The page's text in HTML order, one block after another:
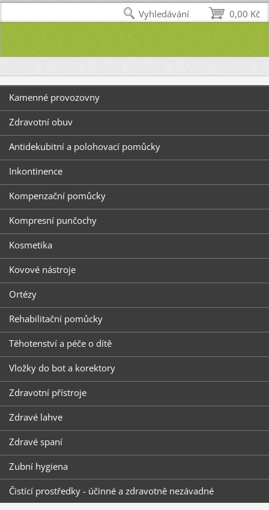
Kamenné provozovny
Zdravotní obuv
Antidekubitní a polohovací pomůcky
Inkontinence
Kompenzační pomůcky
Kompresní punčochy
Kosmetika
Kovové nástroje
Ortézy
Rehabilitační pomůcky
Těhotenství a péče o dítě
Vložky do bot a korektory
Zdravotní přístroje
Zdravé lahve
Zdravé spaní
Zubní hygiena
Čistící prostředky - účinné a zdravotně nezávadné
0,00 Kč
Vyhledávání